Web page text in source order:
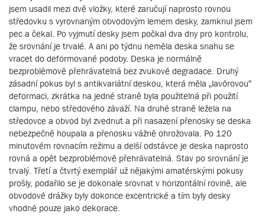
jsem usadil mezi dvě vložky, které zaručují naprosto rovnou
středovku s vyrovnaným obvodovým lemem desky, zamknul jsem
pec a čekal. Po vyjmutí desky jsem počkal dva dny pro kontrolu,
že srovnání je trvalé. A ani po týdnu neměla deska snahu se
vracet do deformované podoby. Deska je normálně
bezproblémově přehrávatelná bez zvukové degradace. Druhý
zásadní pokus byl s antikvariátní deskou, která měla „lavórovou“
deformaci, zkrátka na jedné straně byla použitelná při použití
clampu, nebo středového závaží. Na druhé straně ležela na
středovce a obvod byl zvednut a při nasazení přenosky se deska
nebezpečně houpala a přenosku vážně ohrožovala. Po 120
minutovém rovnacím režimu a delší odstávce je deska naprosto
rovná a opět bezproblémově přehrávatelná. Stav po srovnání je
trvalý. Třetí a čtvrtý exemplář už nějakými amatérskými pokusy
prošly, podařilo se je dokonale srovnat v horizontální rovině, ale
obvodové drážky byly dokonce excentrické a tím byly desky
vhodné pouze jako dekorace.